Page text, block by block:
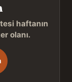
haftanın
olanı.